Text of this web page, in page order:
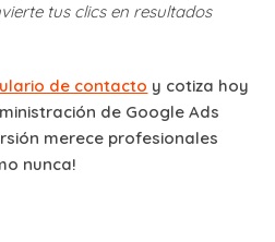
tus clics en resultados
de contacto y cotiza hoy
de Google Ads
merece profesionales
nunca!